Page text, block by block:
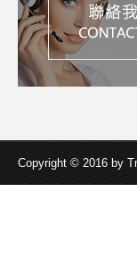
Copyright © 2016 by